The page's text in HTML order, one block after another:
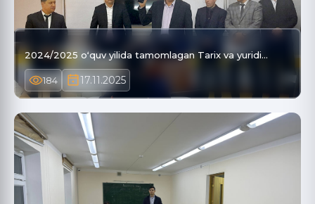
2024/2025 oʻquv yilida tamomlagan Tarix va yuridi…
184 17.11.2025